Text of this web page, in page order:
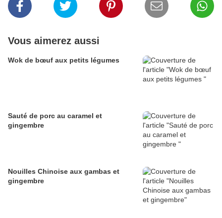
Vous aimerez aussi
Wok de bœuf aux petits légumes
Sauté de porc au caramel et
gingembre
Nouilles Chinoise aux gambas et
gingembre